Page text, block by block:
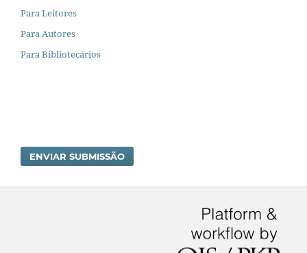
Para Leitores
Para Autores
Para Bibliotecários
ENVIAR SUBMISSÃO